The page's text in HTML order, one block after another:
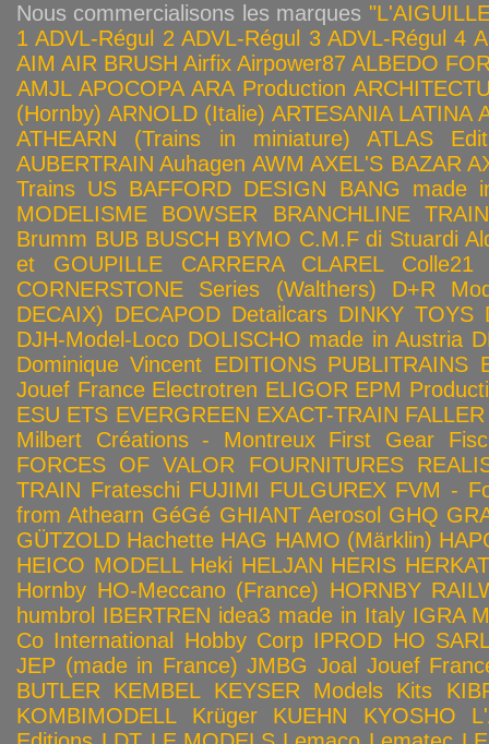
Nous commercialisons les marques
1 ADVL-Régul 2 ADVL-Régul 3 ADVL-Régul 4
AIM AIR BRUSH Airfix Airpower87 ALBEDO
AMJL APOCOPA ARA Production
(Hornby) ARNOLD (Italie) ARTESANIA LATINA
ATHEARN (Trains in miniature)
ATLAS
AUBERTRAIN Auhagen AWM AXEL'S BAZAR
Trains US BAFFORD DESIGN
BANG made
MODELISME
BOWSER
BRANCHLINE
Brumm BUB BUSCH BYMO C.M.F di Stuardi
et GOUPILLE
CARRERA CLAREL
Colle21
CORNERSTONE Series (Walthers)
D+R
DECAIX) DECAPOD Detailcars DINKY TOYS
DJH-Model-Loco DOLISCHO made in Austria
Dominique Vincent EDITIONS PUBLITRAINS
Jouef France Electrotren ELIGOR EPM
ESU ETS EVERGREEN EXACT-TRAIN FALLER
Milbert Créations - Montreux First Gear
FORCES OF VALOR
FOURNITURES
TRAIN Frateschi FUJIMI FULGUREX FVM -
from Athearn GéGé GHIANT Aerosol GHQ
GÜTZOLD Hachette HAG HAMO (Märklin)
HEICO MODELL Heki HELJAN HERIS HERKAT
Hornby HO-Meccano (France) HORNBY
humbrol IBERTREN idea3 made in Italy IGRA
Co International Hobby Corp IPROD HO
JEP (made in France) JMBG Joal Jouef
BUTLER
KEMBEL KEYSER Models Kits
KOMBIMODELL
Krüger KUEHN KYOSHO